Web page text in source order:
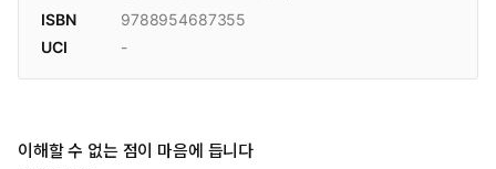
ISBN
9788954687355
UCI
-
이해할 수 없는 점이 마음에 듭니다